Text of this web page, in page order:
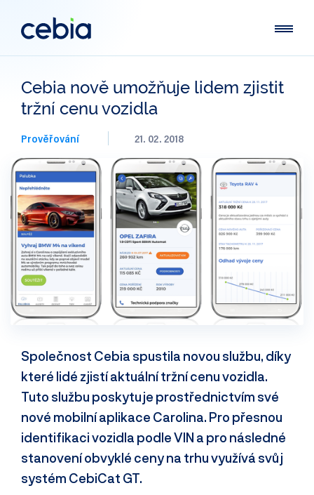
Cebia nově umožňuje lidem zjistit
tržní cenu vozidla
Prověřování 21. 02. 2018
Společnost Cebia spustila novou službu, díky
které lidé zjistí aktuální tržní cenu vozidla.
Tuto službu poskytuje prostřednictvím své
nové mobilní aplikace Carolina. Pro přesnou
identifikaci vozidla podle VIN a pro následné
stanovení obvyklé ceny na trhu využívá svůj
systém CebiCat GT.